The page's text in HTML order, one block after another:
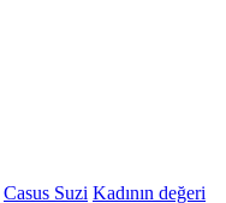
Casus Suzi Kadının değeri